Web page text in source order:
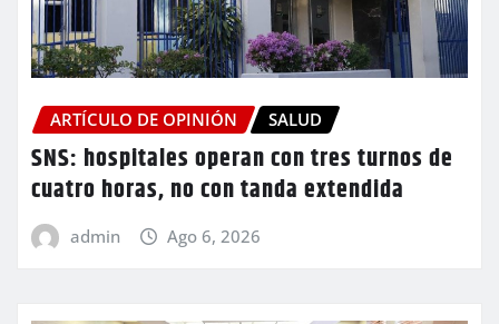
ARTÍCULO DE OPINIÓN SALUD
SNS: hospitales operan con tres turnos de
cuatro horas, no con tanda extendida
admin Ago 6, 2026